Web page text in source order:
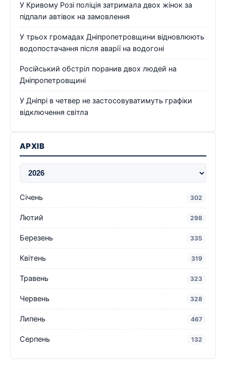
У Кривому Розі поліція затримала двох жінок за
підпали автівок на замовлення
У трьох громадах Дніпропетровщини відновлюють
водопостачання після аварії на водогоні
Російський обстріл поранив двох людей на
Дніпропетровщині
У Дніпрі в четвер не застосовуватимуть графіки
відключення світла
АРХІВ
Січень 302
Лютий 298
Березень 335
Квітень 319
Травень 323
Червень 328
Липень 467
Серпень 132